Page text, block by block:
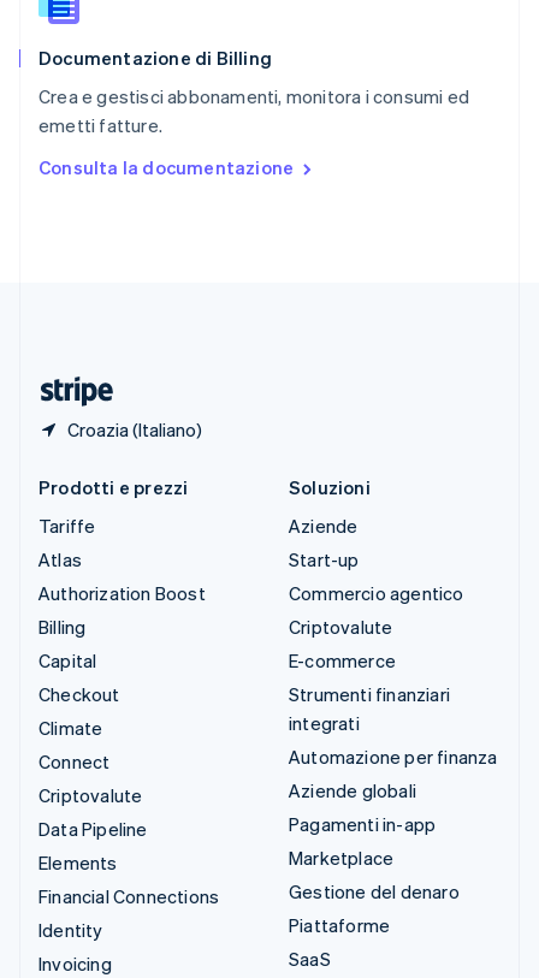
Documentazione di Billing
Crea e gestisci abbonamenti, monitora i consumi ed
emetti fatture.
Consulta la documentazione
Croazia (Italiano)
Slovacchia
Slovenia
Spagna
EspañolEnglish
English Español简体中文
Prodotti e prezzi
Tariffe
Atlas
Authorization Boost
Billing
Capital
Checkout
Climate
Connect
Criptovalute
Data Pipeline
Elements
Financial Connections
Identity
Invoicing
Soluzioni
Aziende
Start-up
Commercio agentico
Criptovalute
E-commerce
Strumenti finanziari
integrati
Automazione per finanza
Aziende globali
Pagamenti in-app
Marketplace
Gestione del denaro
Piattaforme
SaaS